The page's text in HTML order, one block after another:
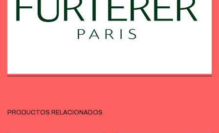
PRODUCTOS RELACIONADOS